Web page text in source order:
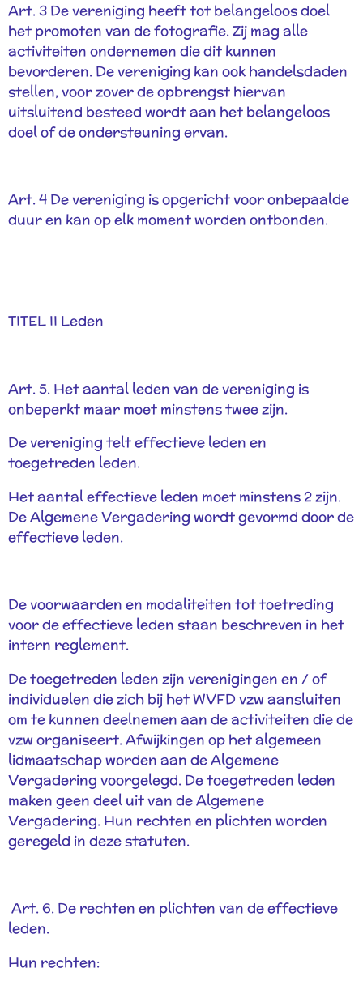
Art. 3 De vereniging heeft tot belangeloos doel
het promoten van de fotografie. Zij mag alle
activiteiten ondernemen die dit kunnen
bevorderen. De vereniging kan ook handelsdaden
stellen, voor zover de opbrengst hiervan
uitsluitend besteed wordt aan het belangeloos
doel of de ondersteuning ervan.
Art. 4 De vereniging is opgericht voor onbepaalde
duur en kan op elk moment worden ontbonden.
TITEL II Leden
Art. 5. Het aantal leden van de vereniging is
onbeperkt maar moet minstens twee zijn.
De vereniging telt effectieve leden en
toegetreden leden.
Het aantal effectieve leden moet minstens 2 zijn.
De Algemene Vergadering wordt gevormd door de
effectieve leden.
De voorwaarden en modaliteiten tot toetreding
voor de effectieve leden staan beschreven in het
intern reglement.
De toegetreden leden zijn verenigingen en / of
individuelen die zich bij het WVFD vzw aansluiten
om te kunnen deelnemen aan de activiteiten die de
vzw organiseert. Afwijkingen op het algemeen
lidmaatschap worden aan de Algemene
Vergadering voorgelegd. De toegetreden leden
maken geen deel uit van de Algemene
Vergadering. Hun rechten en plichten worden
geregeld in deze statuten.
Art. 6. De rechten en plichten van de effectieve
leden.
Hun rechten: